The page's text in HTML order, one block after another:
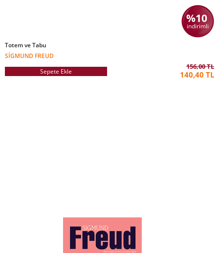
%10
indirimli
Totem ve Tabu
SIGMUND FREUD
Sepete Ekle
156,00 TL
140,40 TL